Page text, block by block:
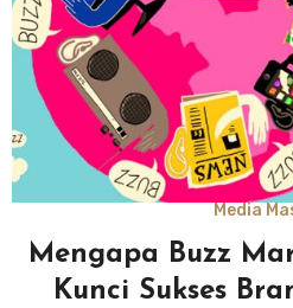
Media
Mengapa Buzz
Kunci Sukses